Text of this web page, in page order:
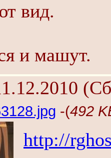
вид.
и машут.
-(492
http://